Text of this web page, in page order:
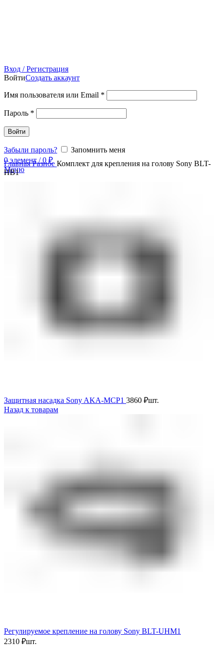
Вход / Регистрация
ВойтиСоздать аккаунт
Имя пользователя или Email *
Пароль *
Войти
Забыли пароль?
Запомнить меня
0элемент / 0 ₽
Меню
ГлавнаяРазное Комплект для крепления на голову Sony BLT-
HB1
Защитная насадка Sony AKA-MCP1 3860 ₽шт.
Назад к товарам
Регулируемое крепление на голову Sony BLT-UHM1
2310 ₽шт.